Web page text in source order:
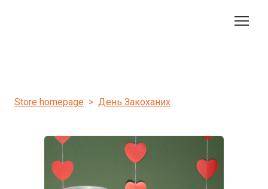
Store homepage День Закоханих